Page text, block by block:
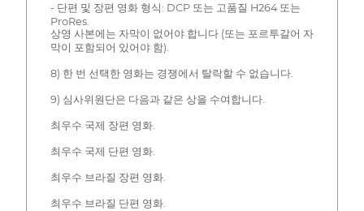
- 단편 및 장편 영화 형식: DCP 또는 고품질 H264 또는
ProRes.
상영 사본에는 자막이 없어야 합니다 (또는 포르투갈어 자
막이 포함되어 있어야 함).
8) 한 번 선택한 영화는 경쟁에서 탈락할 수 없습니다.
9) 심사위원단은 다음과 같은 상을 수여합니다.
최우수 국제 장편 영화.
최우수 국제 단편 영화.
최우수 브라질 장편 영화.
최우수 브라질 단편 영화.